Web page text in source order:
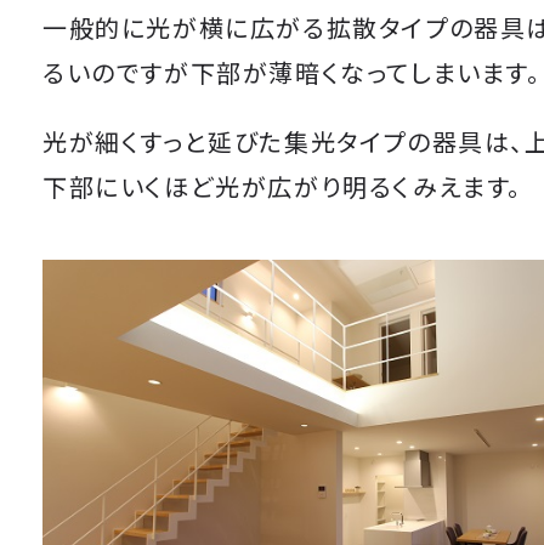
一般的に光が横に広がる拡散タイプの器具
るいのですが下部が薄暗くなってしまいます。
光が細くすっと延びた集光タイプの器具は、
下部にいくほど光が広がり明るくみえます。